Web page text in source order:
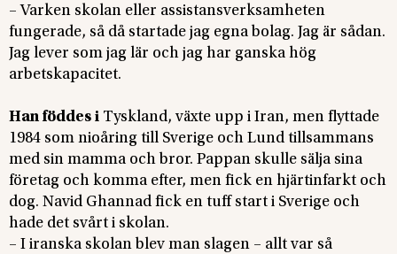
– Varken skolan eller assistansverksamheten
fungerade, så då startade jag egna bolag. Jag är sådan.
Jag lever som jag lär och jag har ganska hög
arbetskapacitet.
Han föddes i Tyskland, växte upp i Iran, men flyttade
1984 som nioåring till Sverige och Lund tillsammans
med sin mamma och bror. Pappan skulle sälja sina
företag och komma efter, men fick en hjärtinfarkt och
dog. Navid Ghannad fick en tuff start i Sverige och
hade det svårt i skolan.
– I iranska skolan blev man slagen – allt var så